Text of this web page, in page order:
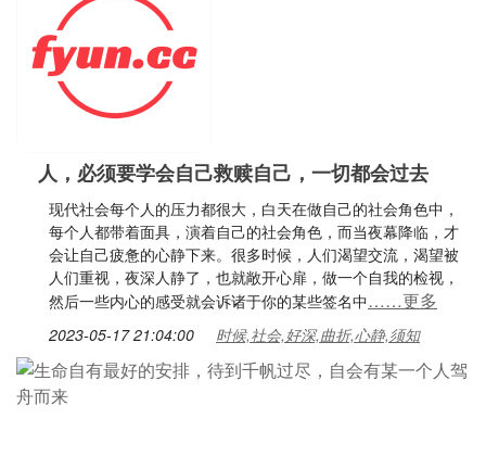
人，必须要学会自己救赎自己，一切都会过去
现代社会每个人的压力都很大，白天在做自己的社会角色中，
每个人都带着面具，演着自己的社会角色，而当夜幕降临，才
会让自己疲惫的心静下来。很多时候，人们渴望交流，渴望被
人们重视，夜深人静了，也就敞开心扉，做一个自我的检视，
然后一些内心的感受就会诉诸于你的某些签名中……更多
2023-05-17 21:04:00 时候,社会,好深,曲折,心静,须知